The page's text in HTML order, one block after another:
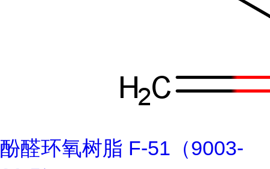
酚醛环氧树脂 F-51（9003-